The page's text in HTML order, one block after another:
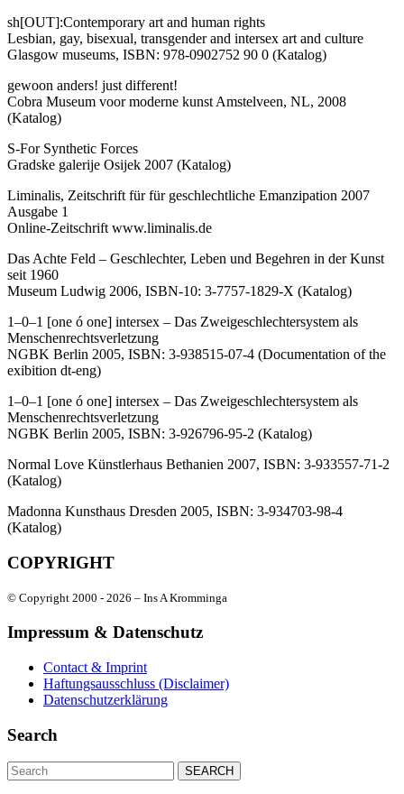
sh[OUT]:Contemporary art and human rights
Lesbian, gay, bisexual, transgender and intersex art and culture
Glasgow museums, ISBN: 978-0902752 90 0 (Katalog)
gewoon anders! just different!
Cobra Museum voor moderne kunst Amstelveen, NL, 2008
(Katalog)
S-For Synthetic Forces
Gradske galerije Osijek 2007 (Katalog)
Liminalis, Zeitschrift für für geschlechtliche Emanzipation 2007
Ausgabe 1
Online-Zeitschrift www.liminalis.de
Das Achte Feld – Geschlechter, Leben und Begehren in der Kunst
seit 1960
Museum Ludwig 2006, ISBN-10: 3-7757-1829-X (Katalog)
1–0–1 [one ó one] intersex – Das Zweigeschlechtersystem als
Menschenrechtsverletzung
NGBK Berlin 2005, ISBN: 3-938515-07-4 (Documentation of the
exibition dt-eng)
1–0–1 [one ó one] intersex – Das Zweigeschlechtersystem als
Menschenrechtsverletzung
NGBK Berlin 2005, ISBN: 3-926796-95-2 (Katalog)
Normal Love Künstlerhaus Bethanien 2007, ISBN: 3-933557-71-2
(Katalog)
Madonna Kunsthaus Dresden 2005, ISBN: 3-934703-98-4
(Katalog)
COPYRIGHT
© Copyright 2000 - 2026 – Ins A Kromminga
Impressum & Datenschutz
Contact & Imprint
Haftungsausschluss (Disclaimer)
Datenschutzerklärung
Search
Search
for: